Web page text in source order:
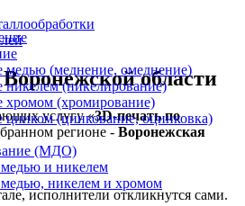
медью (меднение, омеднение)
никелем (никелирование)
хромом (хромирование)
цинком (цинкование, оцинковка)
(МДО)
и никелем
никелем и хромом
области
услугу «3D-печать по
регионе - Воронежская
исполнители откликнутся сами.